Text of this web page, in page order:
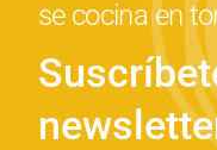
se cocina en